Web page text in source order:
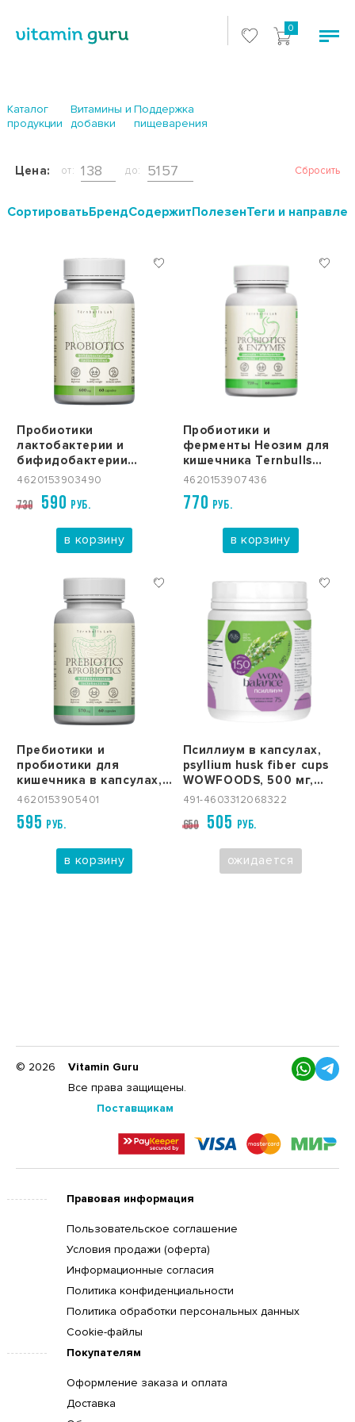
0
Каталог
продукции
Витамины и
добавки
Поддержка
пищеварения
Цена: от: до: Сбросить
CортироватьБрендСодержитПолезенТеги и
Пробиотики
лактобактерии и
бифидобактерии
Ternbulls Lab, 60 капсул
4620153903490
730 590 РУБ.
в корзину
Пробиотики и
ферменты Неозим для
кишечника Ternbulls
Lab, 60 капсул
4620153907436
770 РУБ.
в корзину
Пребиотики и
пробиотики для
кишечника в капсулах,
Ternbulls Lab, 60 капсул
4620153905401
595 РУБ.
в корзину
Псиллиум в капсулах,
psyllium husk fiber cups
WOWFOODS, 500 мг,
150 капс
491-4603312068322
650 505 РУБ.
ожидается
© 2026
Vitamin Guru
Все права защищены.
Поставщикам
Правовая информация
Пользовательское соглашение
Условия продажи (оферта)
Информационные согласия
Политика конфиденциальности
Политика обработки персональных данных
Cookie-файлы
Покупателям
Оформление заказа и оплата
Доставка